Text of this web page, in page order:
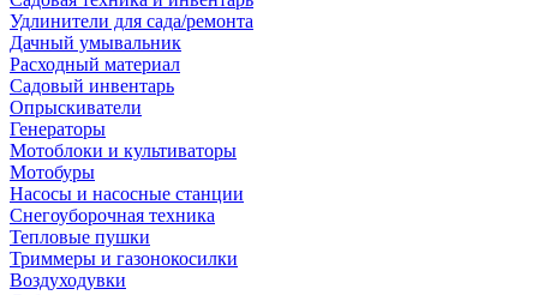
Удлинители для сада/ремонта
Дачный умывальник
Расходный материал
Садовый инвентарь
Опрыскиватели
Генераторы
Мотоблоки и культиваторы
Мотобуры
Насосы и насосные станции
Снегоуборочная техника
Тепловые пушки
Триммеры и газонокосилки
Воздуходувки